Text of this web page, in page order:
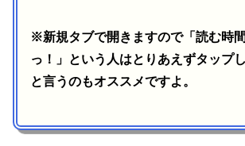
※新規タブで開きますので「読む時
っ！」という人はとりあえずタップ
と言うのもオススメですよ。